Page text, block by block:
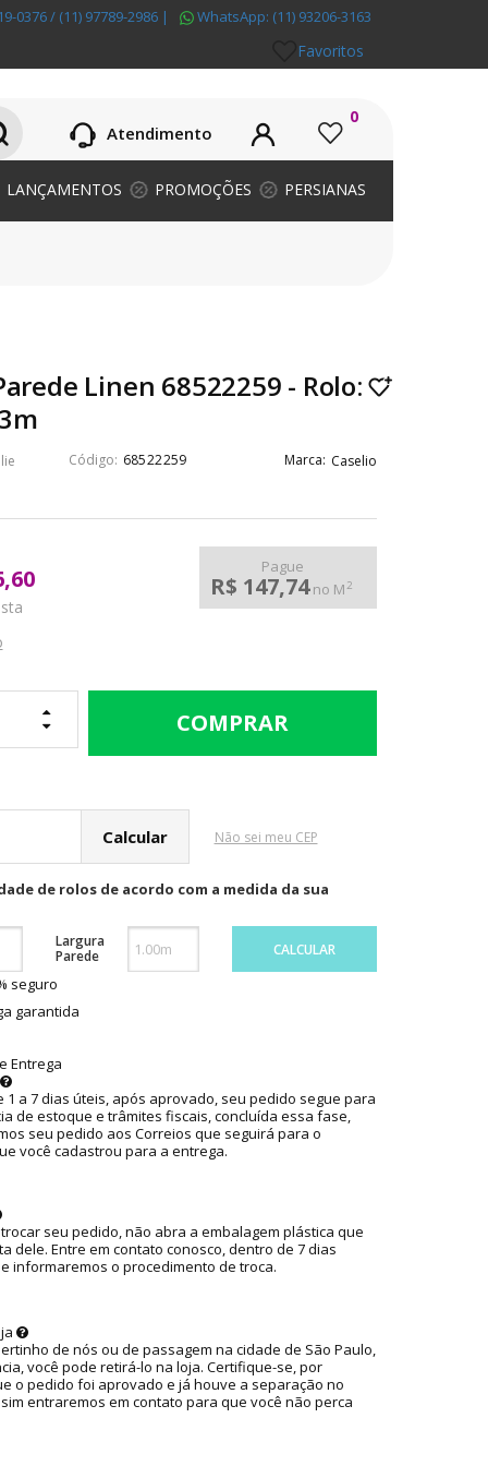
0376 / (11) 97789-2986 | WhatsApp: (11) 93206-3163
Favoritos
Atendimento
0
LANÇAMENTOS PROMOÇÕES PERSIANAS
Linen 68522259 - Rolo:
68522259 Caselio
Pague
R$ 147,74no M2
Não sei meu CEP
de rolos de acordo com a medida da sua
Largura
Parede
CALCULAR
seguro
garantida
Entrega
1 a 7 dias úteis, após aprovado, seu pedido segue para
de estoque e trâmites fiscais, concluída essa fase,
seu pedido aos Correios que seguirá para o
você cadastrou para a entrega.
seu pedido, não abra a embalagem plástica que
dele. Entre em contato conosco, dentro de 7 dias
informaremos o procedimento de troca.
de nós ou de passagem na cidade de São Paulo,
você pode retirá-lo na loja. Certifique-se, por
o pedido foi aprovado e já houve a separação no
entraremos em contato para que você não perca